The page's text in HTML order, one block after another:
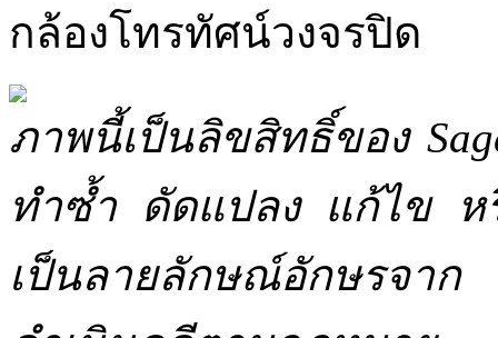
กล้องโทรทัศน์วงจรปิด
ภาพนี้เป็นลิขสิทธิ์ของ
ทำซ้ำ ดัดแปลง แก้ไข ห
เป็นลายลักษณ์อักษรจาก